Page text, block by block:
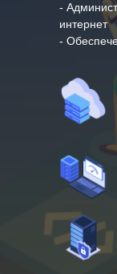
-
интернет
-